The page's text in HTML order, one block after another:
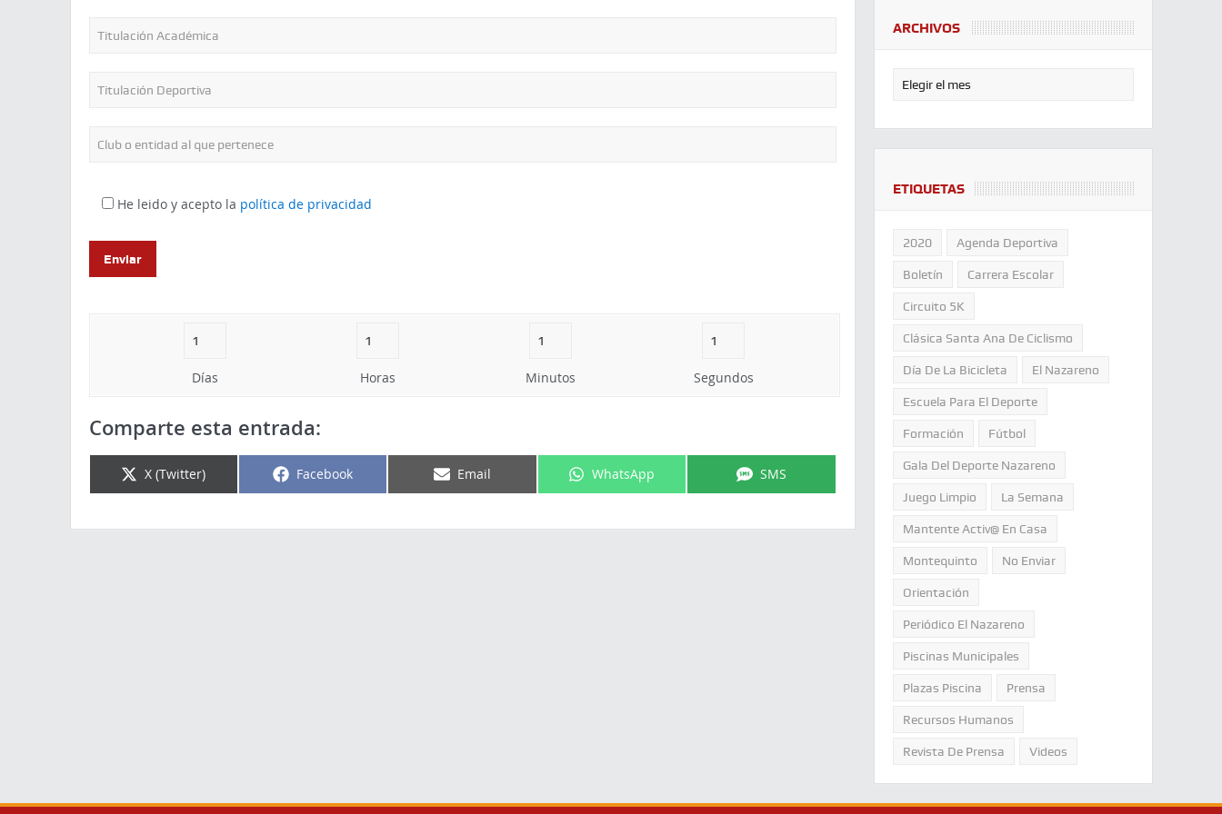
He leido y acepto la política de privacidad
Días Horas Minutos Segundos
Comparte esta entrada:
X (Twitter) Facebook Email WhatsApp SMS
ARCHIVOS
ETIQUETAS
2020 Agenda Deportiva
Boletín Carrera Escolar
Circuito 5K
Clásica Santa Ana De Ciclismo
Día De La Bicicleta El Nazareno
Escuela Para El Deporte
Formación Fútbol
Gala Del Deporte Nazareno
Juego Limpio La Semana
Mantente Activ@ En Casa
Montequinto No Enviar
Orientación
Periódico El Nazareno
Piscinas Municipales
Plazas Piscina Prensa
Recursos Humanos
Revista De Prensa Videos